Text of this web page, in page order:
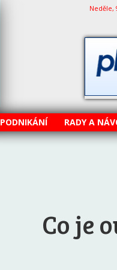
Neděle,
PODNIKÁNÍ RADY A
Co je